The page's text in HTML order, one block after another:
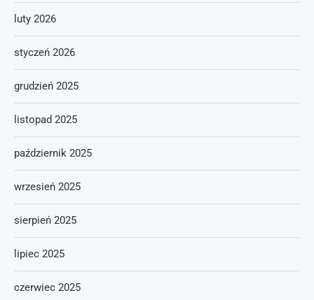
luty 2026
styczeń 2026
grudzień 2025
listopad 2025
październik 2025
wrzesień 2025
sierpień 2025
lipiec 2025
czerwiec 2025